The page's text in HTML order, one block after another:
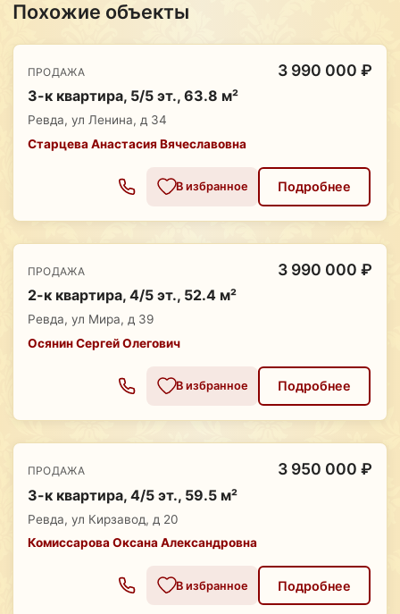
Похожие объекты
ПРОДАЖА 3 990 000 ₽
3-к квартира, 5/5 эт., 63.8 м²
Ревда, ул Ленина, д 34
Старцева Анастасия Вячеславовна
В избранное Подробнее
ПРОДАЖА 3 990 000 ₽
2-к квартира, 4/5 эт., 52.4 м²
Ревда, ул Мира, д 39
Осянин Сергей Олегович
В избранное Подробнее
ПРОДАЖА 3 950 000 ₽
3-к квартира, 4/5 эт., 59.5 м²
Ревда, ул Кирзавод, д 20
Комиссарова Оксана Александровна
В избранное Подробнее